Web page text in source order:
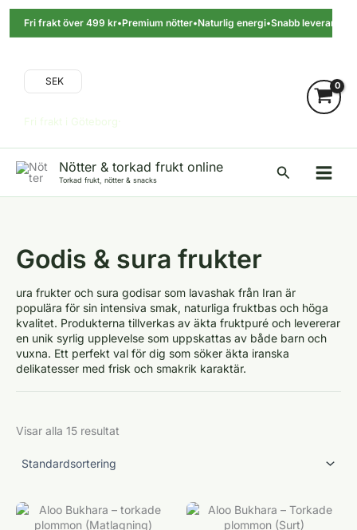
Hoppa
innehåll
Fri frakt över 499 kr•Premium nötter•Naturlig energi•Snabb leverans•
SEK
Fri frakt i Göteborg·
Nötter & torkad frukt online
Torkad frukt, nötter & snacks
Sök
Godis & sura frukter
ura frukter och sura godisar som lavashak från Iran är
populära för sin intensiva smak, naturliga fruktbas och höga
kvalitet. Produkterna tillverkas av äkta fruktpuré och levererar
en unik syrlig upplevelse som uppskattas av både barn och
vuxna. Ett perfekt val för dig som söker äkta iranska
delikatesser med frisk och smakrik karaktär.
Visar alla 15 resultat